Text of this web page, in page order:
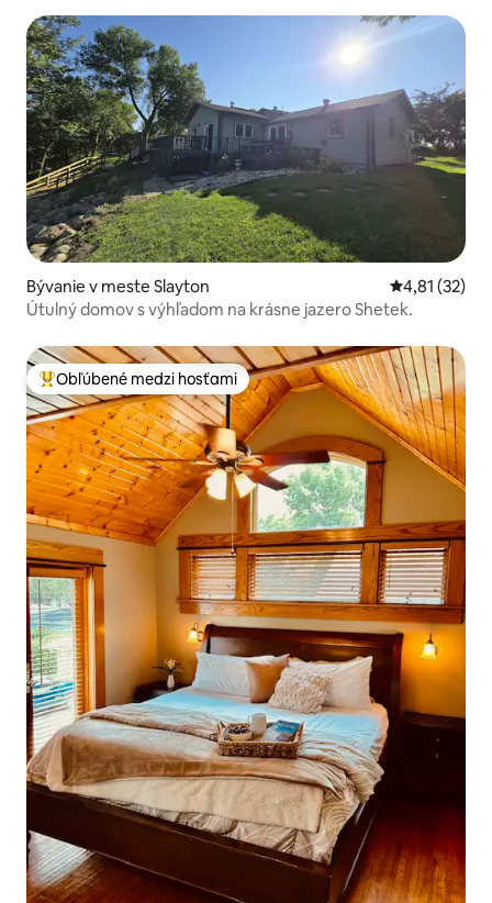
Bývanie v meste Slayton Priemerné
4,81 (32)
Útulný domov s výhľadom na krásne jazero Shetek.
Najobľúbenejšie medzi hosťami
Obľúbené medzi hosťami